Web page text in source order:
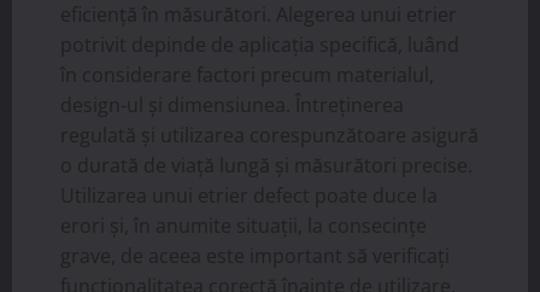
eficiență în măsurători. Alegerea unui etrier
potrivit depinde de aplicația specifică, luând
în considerare factori precum materialul,
design-ul și dimensiunea. Întreținerea
regulată și utilizarea corespunzătoare asigură
o durată de viață lungă și măsurători precise.
Utilizarea unui etrier defect poate duce la
erori și, în anumite situații, la consecințe
grave, de aceea este important să verificați
funcționalitatea corectă înainte de utilizare.